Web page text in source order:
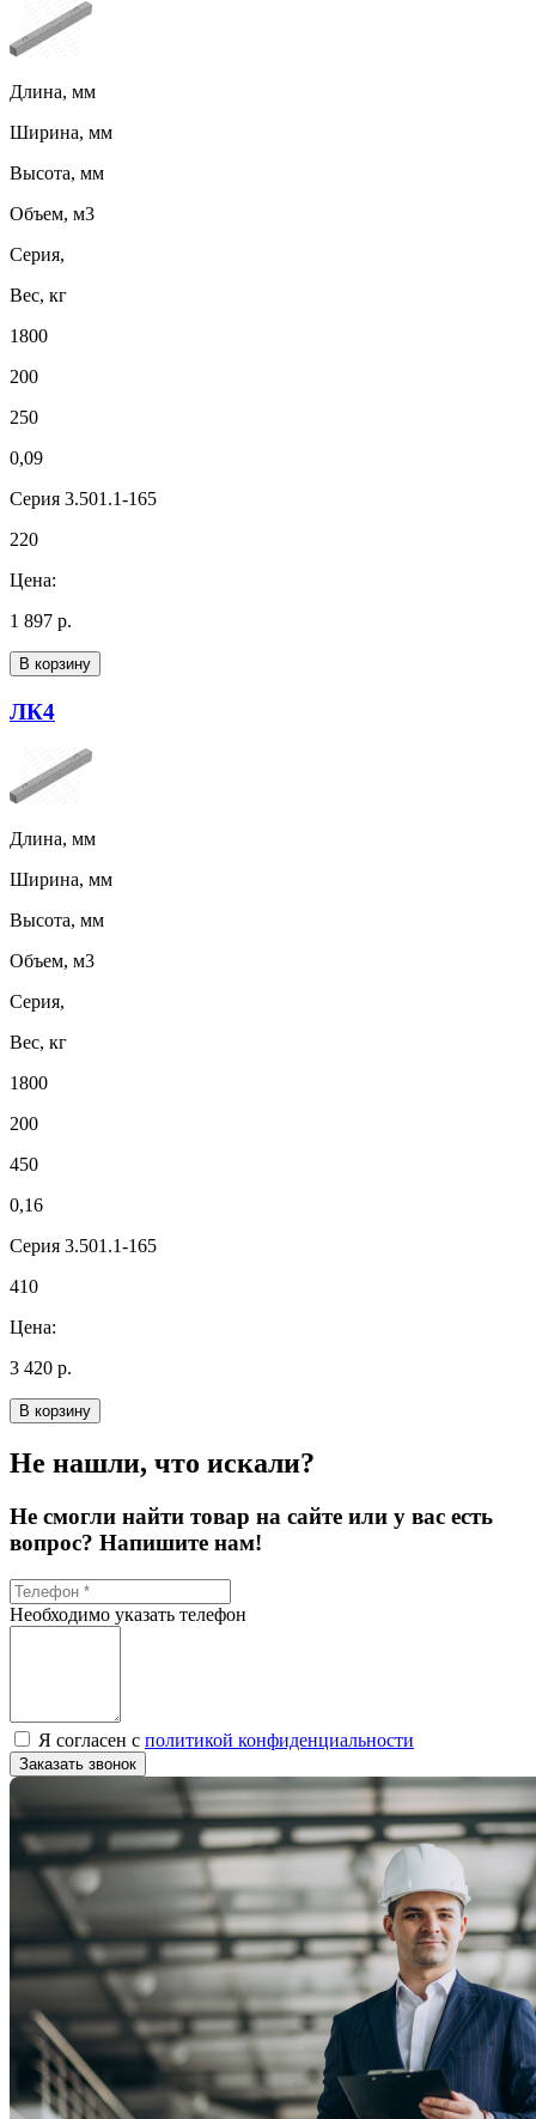
Длина, мм
Ширина, мм
Высота, мм
Объем, м3
Серия,
Вес, кг
1800
200
250
0,09
Серия 3.501.1-165
220
Цена:
1 897 р.
В корзину
ЛК4
Длина, мм
Ширина, мм
Высота, мм
Объем, м3
Серия,
Вес, кг
1800
200
450
0,16
Серия 3.501.1-165
410
Цена:
3 420 р.
В корзину
Не нашли, что искали?
Не смогли найти товар на сайте или у вас есть
вопрос? Напишите нам!
Необходимо указать телефон
Я согласен с политикой конфиденциальности
Заказать звонок